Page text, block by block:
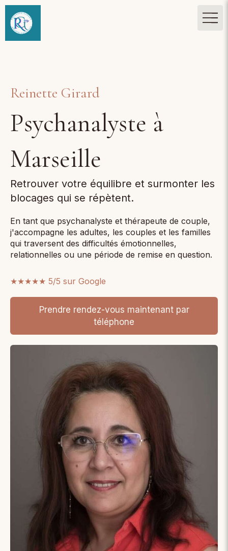
Reinette Girard
Psychanalyste à
Marseille
Retrouver votre équilibre et surmonter les
blocages qui se répètent.
En tant que psychanalyste et thérapeute de couple,
j'accompagne les adultes, les couples et les familles
qui traversent des difficultés émotionnelles,
relationnelles ou une période de remise en question.
★★★★★ 5/5 sur Google
Prendre rendez-vous maintenant par
téléphone